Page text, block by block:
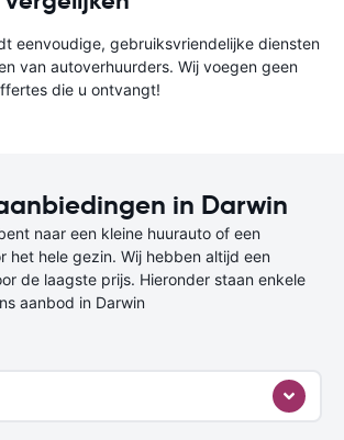
eenvoudige, gebruiksvriendelijke diensten
van autoverhuurders. Wij voegen geen
die u ontvangt!
in Darwin
naar een kleine huurauto of een
het hele gezin. Wij hebben altijd een
de laagste prijs. Hieronder staan enkele
aanbod in Darwin